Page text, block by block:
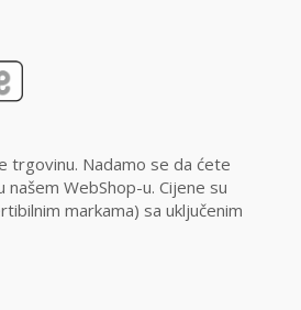
trgovinu. Nadamo se da ćete
WebShop-u. Cijene su
markama) sa uključenim